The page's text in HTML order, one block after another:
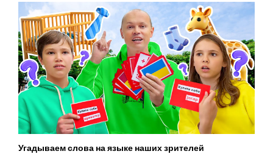
Угадываем слова на языке наших зрителей